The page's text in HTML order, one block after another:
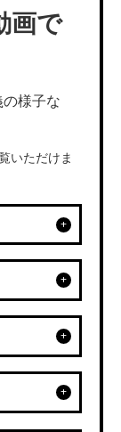
画で
様子な
いただけま